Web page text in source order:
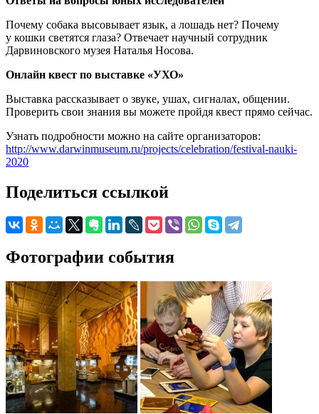
Почему собака высовывает язык, а лошадь нет? Почему
у кошки светятся глаза? Отвечает научный сотрудник
Дарвиновского музея Наталья Носова.
Онлайн квест по выставке «УХО»
Выставка рассказывает о звуке, ушах, сигналах, общении.
Проверить свои знания вы можете пройдя квест прямо сейчас.
Узнать подробности можно на сайте организаторов:
http://www.darwinmuseum.ru/projects/celebration/festival-nauki-
2020
Поделиться ссылкой
Фотографии события